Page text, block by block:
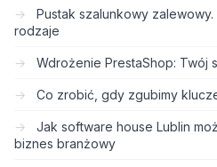
Pustak szalunkowy
rodzaje
Wdrożenie PrestaShop: Twój
Co zrobić, gdy zgubimy
Jak software house Lublin
biznes branżowy